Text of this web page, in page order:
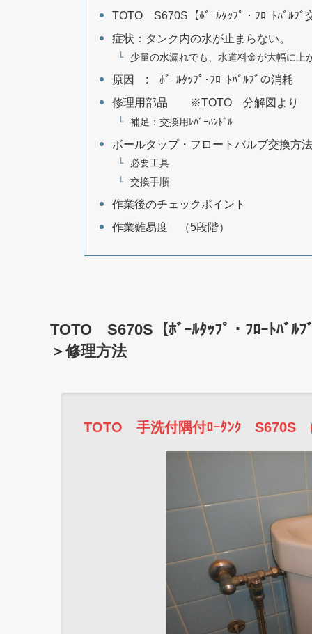
TOTO S670S【ﾎﾞｰﾙﾀｯﾌﾟ・ﾌﾛｰﾄﾊﾞﾙ
症状：タンク内の水が止まらない。
少量の水漏れでも、水道料金が大幅に上
原因 : ﾎﾞｰﾙﾀｯﾌﾟ･ﾌﾛｰﾄﾊﾞﾙﾌﾞの消耗
修理用部品 ※TOTO 分解図より
補足：交換用ﾚﾊﾞｰﾊﾝﾄﾞﾙ
ボールタップ・フロートバルブ交換方
必要工具
交換手順
作業後のチェックポイント
作業難易度 （5段階）
TOTO S670S【ﾎﾞｰﾙﾀｯﾌﾟ・ﾌﾛｰﾄﾊﾞ
＞修理方法
TOTO 手洗付隅付ﾛｰﾀﾝｸ S670S